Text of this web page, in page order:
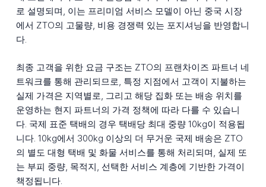
로 설명되며, 이는 프리미엄 서비스 모델이 아닌 중국 시장
에서 ZTO의 고물량, 비용 경쟁력 있는 포지셔닝을 반영합니
다.
최종 고객을 위한 요금 구조는 ZTO의 프랜차이즈 파트너 네
트워크를 통해 관리되므로, 특정 지점에서 고객이 지불하는
실제 가격은 지역별로, 그리고 해당 집화 또는 배송 위치를
운영하는 현지 파트너의 가격 정책에 따라 다를 수 있습니
다. 국제 표준 택배의 경우 택배당 최대 중량 10kg이 적용됩
니다. 10kg에서 300kg 이상의 더 무거운 국제 배송은 ZTO
의 별도 대형 택배 및 화물 서비스를 통해 처리되며, 실제 또
는 부피 중량, 목적지, 선택한 서비스 계층에 기반한 가격이
책정됩니다.